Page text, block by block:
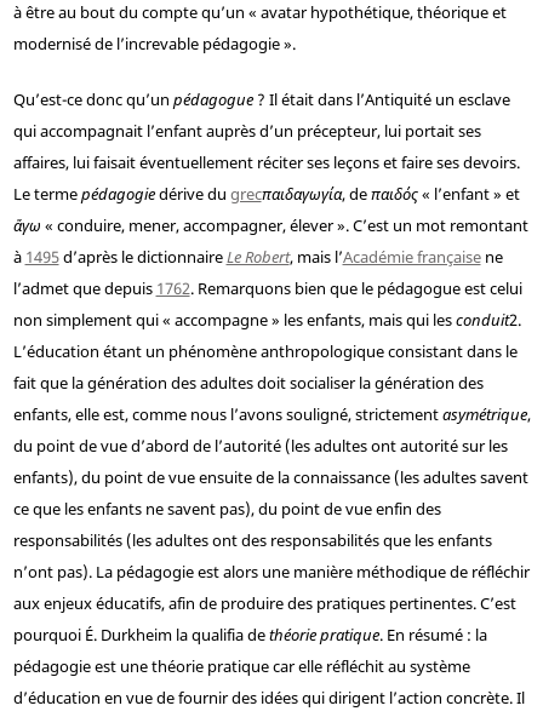
à être au bout du compte qu’un « avatar hypothétique, théorique et
modernisé de l’increvable pédagogie ».
Qu’est-ce donc qu’un pédagogue? Il était dans l’Antiquité un esclave
qui accompagnait l’enfant auprès d’un précepteur, lui portait ses
affaires, lui faisait éventuellement réciter ses leçons et faire ses devoirs.
Le termepédagogiedérive du grecπαιδαγωγία, deπαιδός« l’enfant » et
ἄγω « conduire, mener, accompagner, élever ». C’est un mot remontant
à 1495d’après le dictionnaireLe Robert, mais l’Académie françaisene
l’admet que depuis 1762. Remarquons bien que le pédagogue est celui
non simplement qui « accompagne » les enfants, mais qui lesconduit2.
L’éducation étant un phénomène anthropologique consistant dans le
fait que la génération des adultes doit socialiser la génération des
enfants, elle est, comme nous l’avons souligné, strictementasymétrique,
du point de vue d’abord de l’autorité (les adultes ont autorité sur les
enfants), du point de vue ensuite de la connaissance (les adultes savent
ce que les enfants ne savent pas), du point de vue enfin des
responsabilités (les adultes ont des responsabilités que les enfants
n’ont pas). La pédagogie est alors une manière méthodique de réfléchir
aux enjeux éducatifs, afin de produire des pratiques pertinentes. C’est
pourquoi É. Durkheim la qualifia dethéorie pratique. En résumé : la
pédagogie est une théorie pratique car elle réfléchit au système
d’éducation en vue de fournir des idées qui dirigent l’action concrète. Il